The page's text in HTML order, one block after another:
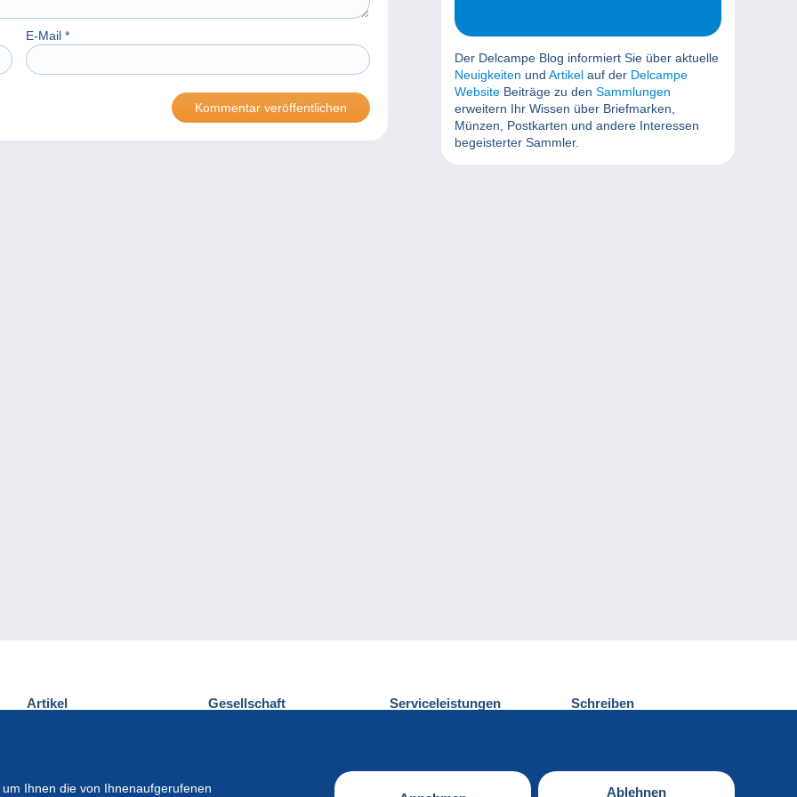
E-Mail *
Der Delcampe Blog informiert Sie über aktuelle
Neuigkeiten und Artikel auf der Delcampe
Website Beiträge zu den Sammlungen
erweitern Ihr Wissen über Briefmarken,
Münzen, Postkarten und andere Interessen
begeisterter Sammler.
Ihnen die von Ihnenaufgerufenen Ablehnen
Artikel Gesellschaft Serviceleistungen Schreiben